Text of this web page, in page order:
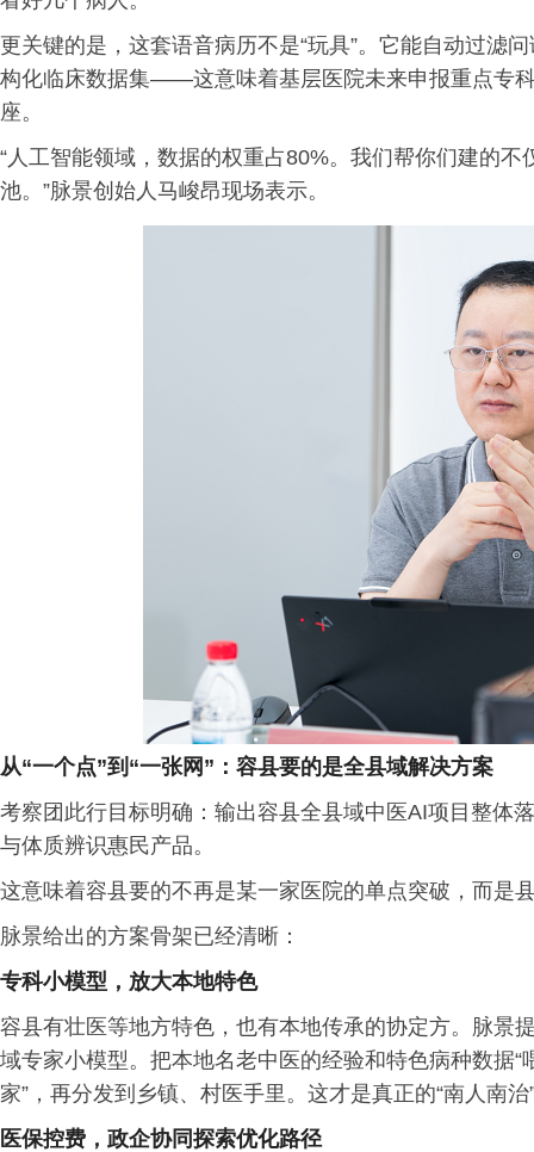
更关键的是，这套语音病历不是“玩具”。它能自动过滤
构化临床数据集——这意味着基层医院未来申报重点专
座。
“人工智能领域，数据的权重占80%。我们帮你们建的
池。”脉景创始人马峻昂现场表示。
从“一个点”到“一张网”：容县要的是全县域解决方案
考察团此行目标明确：输出容县全县域中医AI项目整
与体质辨识惠民产品。
这意味着容县要的不再是某一家医院的单点突破，而是
脉景给出的方案骨架已经清晰：
专科小模型，放大本地特色
容县有壮医等地方特色，也有本地传承的协定方。脉景
域专家小模型。把本地名老中医的经验和特色病种数据“
家”，再分发到乡镇、村医手里。这才是真正的“南人南治
医保控费，政企协同探索优化路径